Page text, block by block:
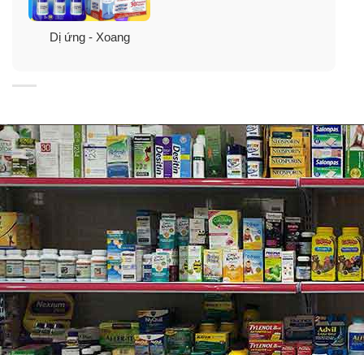
Spray
✓Chấm dứt các triệu chứng dị ứng, tạo cảm giác dễ
chịu trong suốt 24h.
✓ Hỗ trợ dứt điểm và cải thiện hắt hơi, chảy nước mũi,
ngứa mũi, nghẹt mũi…
Dị ứng - Xoang